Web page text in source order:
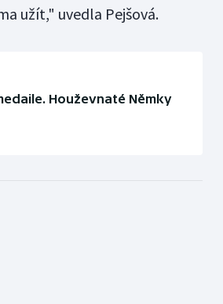
užít," uvedla Pejšová.
Houževnaté Němky